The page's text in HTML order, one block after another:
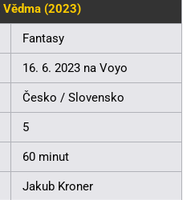
(2023)
Fantasy
16. 6. 2023 na Voyo
Česko / Slovensko
5
60 minut
Jakub Kroner